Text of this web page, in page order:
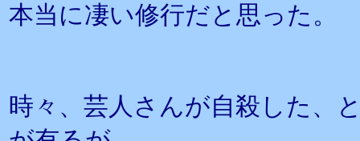
本当に凄い修行だと思った。
時々、芸人さんが自殺した、